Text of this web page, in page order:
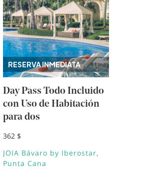
RESERVA INMEDIATA
Day Pass Todo Incluido
con Uso de Habitación
para dos
362 $
JOIA Bávaro by Iberostar
Punta Cana